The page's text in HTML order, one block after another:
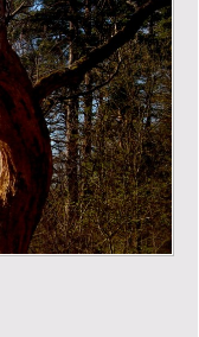
Login